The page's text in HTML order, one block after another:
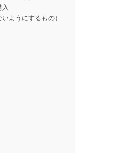
ようにするもの）